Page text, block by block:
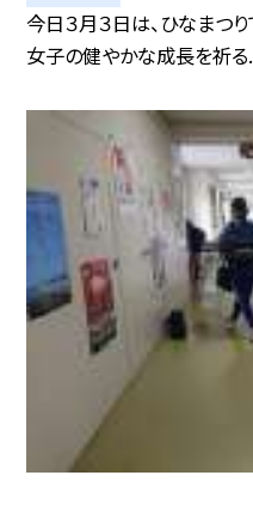
今日３月３日は、ひなまつ
女子の健やかな成長を祈る